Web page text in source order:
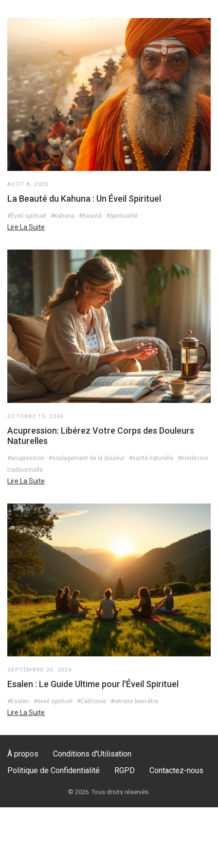
AOÛT 8, 2023
La Beauté du Kahuna : Un Éveil Spirituel
#Éveil spirituel #Kahuna #Beauté #Spiritualité
Lire La Suite
OCTOBRE 15, 2024
Acupression: Libérez Votre Corps des Douleurs
Naturelles
#acupression #soulagement de la douleur #santé naturelle
#médecine
traditionnelle
Lire La Suite
SEPTEMBRE 20, 2024
Esalen : Le Guide Ultime pour l'Éveil Spirituel
#Esalen #éveil spirituel #Californie #retraite bien-être
Lire La Suite
À propos
Conditions d'Utilisation
Politique de Confidentialité
RGPD Contactez-nous
© 2026. Tous droits réservés.